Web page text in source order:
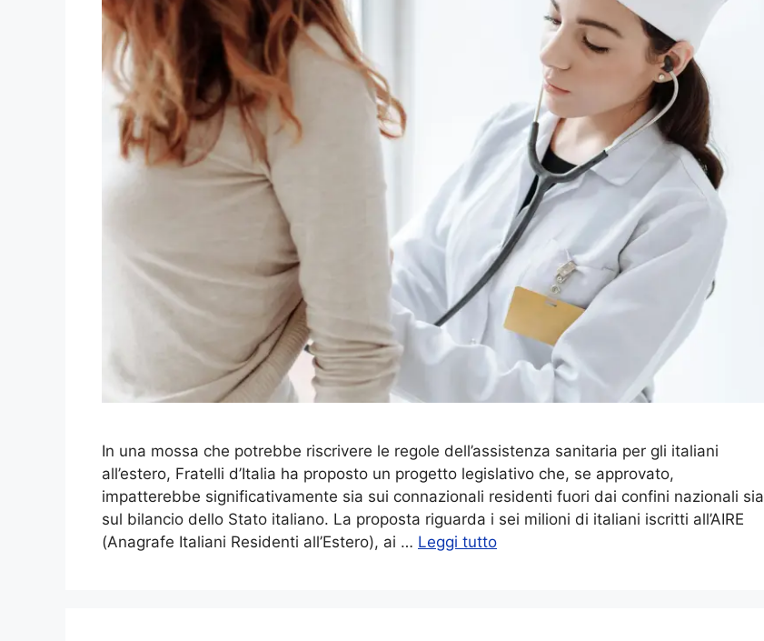
In una mossa che potrebbe riscrivere le regole dell’assistenza sanitaria per gli italiani
all’estero, Fratelli d’Italia ha proposto un progetto legislativo che, se approvato,
impatterebbe significativamente sia sui connazionali residenti fuori dai confini nazionali sia
sul bilancio dello Stato italiano. La proposta riguarda i sei milioni di italiani iscritti all’AIRE
(Anagrafe Italiani Residenti all’Estero), ai … Leggi tutto